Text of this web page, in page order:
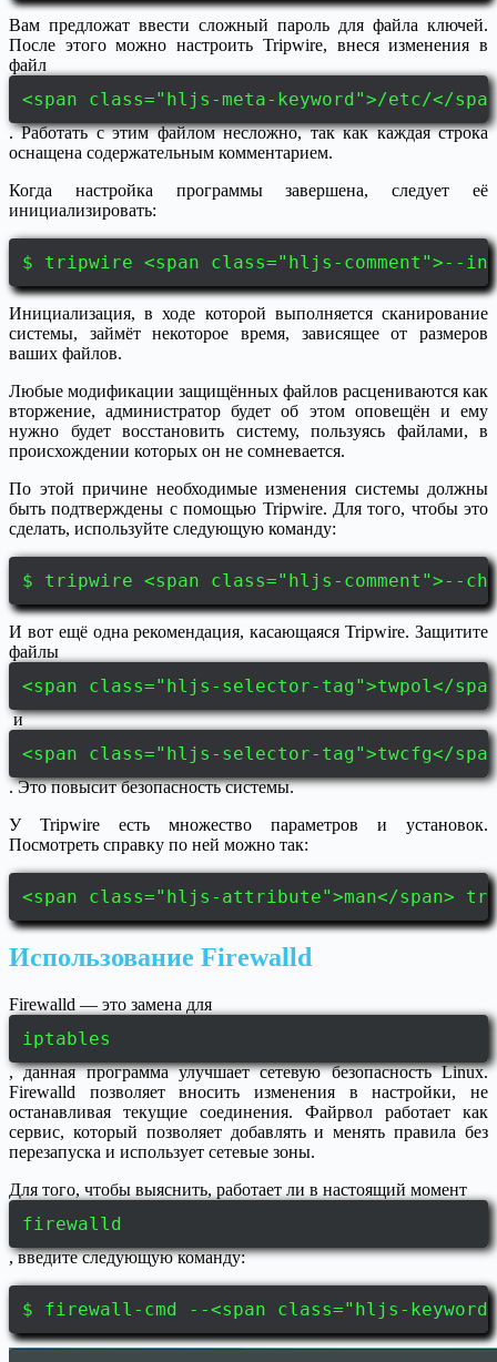
Вам предложат ввести сложный пароль для файла ключей.
После этого можно настроить Tripwire, внеся изменения в
файл
<span class="hljs-meta-keyword">/etc/</
. Работать с этим файлом несложно, так как каждая строка
оснащена содержательным комментарием.
Когда настройка программы завершена, следует её
инициализировать:
$ tripwire <span class="hljs-comment">--
Инициализация, в ходе которой выполняется сканирование
системы, займёт некоторое время, зависящее от размеров
ваших файлов.
Любые модификации защищённых файлов расцениваются как
вторжение, администратор будет об этом оповещён и ему
нужно будет восстановить систему, пользуясь файлами, в
происхождении которых он не сомневается.
По этой причине необходимые изменения системы должны
быть подтверждены с помощью Tripwire. Для того, чтобы это
сделать, используйте следующую команду:
$ tripwire <span class="hljs-comment">--
И вот ещё одна рекомендация, касающаяся Tripwire. Защитите
файлы
<span class="hljs-selector-tag">twpol</
и
<span class="hljs-selector-tag">twcfg</
. Это повысит безопасность системы.
У Tripwire есть множество параметров и установок.
Посмотреть справку по ней можно так:
<span class="hljs-attribute">man</span>
Использование Firewalld
Firewalld — это замена для
iptables
, данная программа улучшает сетевую безопасность Linux.
Firewalld позволяет вносить изменения в настройки, не
останавливая текущие соединения. Файрвол работает как
сервис, который позволяет добавлять и менять правила без
перезапуска и использует сетевые зоны.
Для того, чтобы выяснить, работает ли в настоящий момент
firewalld
, введите следующую команду:
$ firewall-cmd --<span class="hljs-